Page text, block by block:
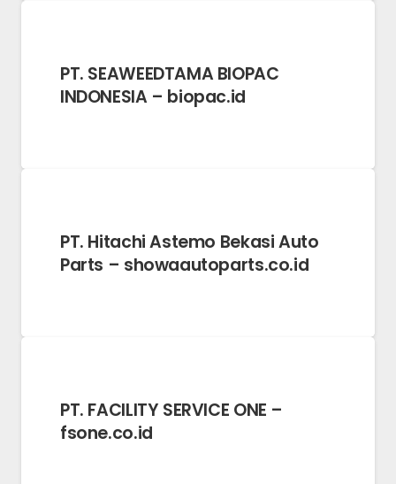
PT. SEAWEEDTAMA BIOPAC
INDONESIA – biopac.id
PT. Hitachi Astemo Bekasi Auto
Parts – showaautoparts.co.id
PT. FACILITY SERVICE ONE –
fsone.co.id